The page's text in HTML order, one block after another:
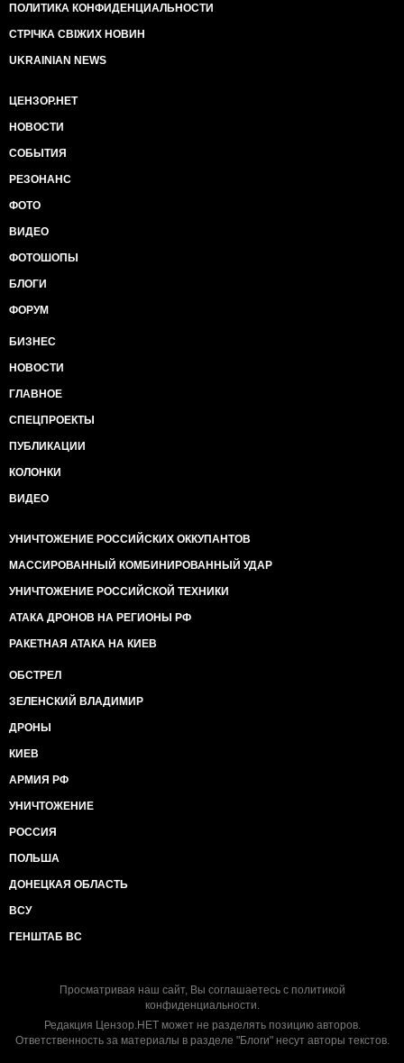
ПОЛИТИКА КОНФИДЕНЦИАЛЬНОСТИ
СТРІЧКА СВІЖИХ НОВИН
UKRAINIAN NEWS
ЦЕНЗОР.НЕТ
НОВОСТИ
СОБЫТИЯ
РЕЗОНАНС
ФОТО
ВИДЕО
ФОТОШОПЫ
БЛОГИ
ФОРУМ
БИЗНЕС
НОВОСТИ
ГЛАВНОЕ
СПЕЦПРОЕКТЫ
ПУБЛИКАЦИИ
КОЛОНКИ
ВИДЕО
УНИЧТОЖЕНИЕ РОССИЙСКИХ ОККУПАНТОВ
МАССИРОВАННЫЙ КОМБИНИРОВАННЫЙ УДАР
УНИЧТОЖЕНИЕ РОССИЙСКОЙ ТЕХНИКИ
АТАКА ДРОНОВ НА РЕГИОНЫ РФ
РАКЕТНАЯ АТАКА НА КИЕВ
ОБСТРЕЛ
ЗЕЛЕНСКИЙ ВЛАДИМИР
ДРОНЫ
КИЕВ
АРМИЯ РФ
УНИЧТОЖЕНИЕ
РОССИЯ
ПОЛЬША
ДОНЕЦКАЯ ОБЛАСТЬ
ВСУ
ГЕНШТАБ ВС
Просматривая наш сайт, Вы соглашаетесь с политикой
конфиденциальности.
Редакция Цензор.НЕТ может не разделять позицию авторов.
Ответственность за материалы в разделе "Блоги" несут авторы текстов.